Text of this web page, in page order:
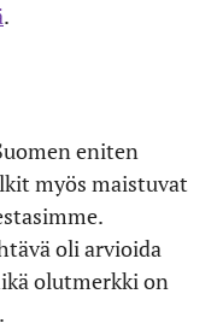
.
eniten
myös maistuvat
oli arvioida
olutmerkki on
.